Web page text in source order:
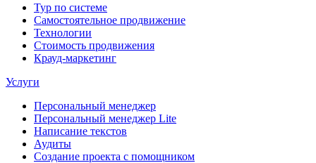
Тур по системе
Самостоятельное продвижение
Технологии
Стоимость продвижения
Крауд-маркетинг
Услуги
Персональный менеджер
Персональный менеджер Lite
Написание текстов
Аудиты
Создание проекта с помощником